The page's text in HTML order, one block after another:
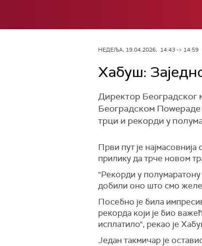
НЕДЕЉА, 19.04.2026, 14:43 -> 14:59
Хабуш:
Директор Београдског
Београдском Поwераде
трци и рекорди у
Први пут је
прилику да трче новом
"Рекорди у полумаратону
добили оно што смо
Посебно је била
рекорда који је био
исплатило", рекао је
Један такмичар је